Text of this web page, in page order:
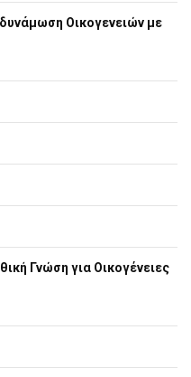
Οικογενειών με
Γνώση για Οικογένειες